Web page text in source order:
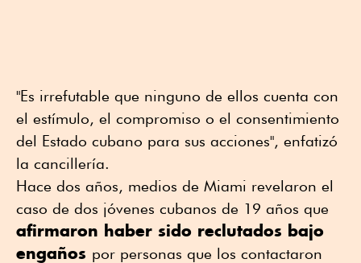
"Es irrefutable que ninguno de ellos cuenta con
el estímulo, el compromiso o el consentimiento
del Estado cubano para sus acciones", enfatizó
la cancillería.
Hace dos años, medios de Miami revelaron el
caso de dos jóvenes cubanos de 19 años que
afirmaron haber sido reclutados bajo
engaños por personas que los contactaron